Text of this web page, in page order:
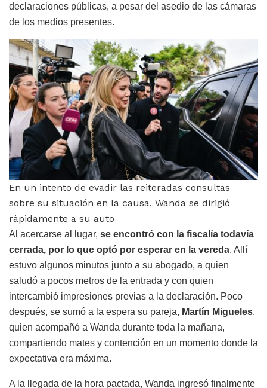
declaraciones públicas, a pesar del asedio de las cámaras
de los medios presentes.
En un intento de evadir las reiteradas consultas
sobre su situación en la causa, Wanda se dirigió
rápidamente a su auto
Al acercarse al lugar, se encontró con la fiscalía todavía
cerrada, por lo que optó por esperar en la vereda. Allí
estuvo algunos minutos junto a su abogado, a quien
saludó a pocos metros de la entrada y con quien
intercambió impresiones previas a la declaración. Poco
después, se sumó a la espera su pareja, Martín Migueles,
quien acompañó a Wanda durante toda la mañana,
compartiendo mates y contención en un momento donde la
expectativa era máxima.
A la llegada de la hora pactada, Wanda ingresó finalmente